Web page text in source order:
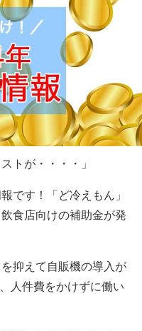
トが・・・・」
です！「ど冷えもん」
食店向けの補助金が発
抑えて自販機の導入が
人件費をかけずに働い